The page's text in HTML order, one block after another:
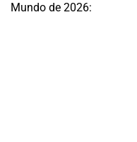
Mundo de 2026: